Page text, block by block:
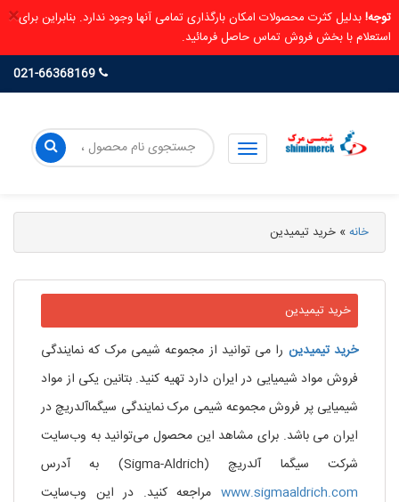
× توجه!بدلیل کثرت محصولات امکان بارگذاری تمامی آنها وجود ندارد. بنابراین برای
استعلام با بخش فروش تماس حاصل فرمائید.
خانه» خرید تیمیدین
خرید تیمیدین
خرید تیمیدین را می توانید از مجموعه شیمی مرک که نمایندگی
فروش مواد شیمیایی در ایران دارد تهیه کنید. بتانین یکی از مواد
شیمیایی پر فروش مجموعه شیمی مرک نمایندگی سیگماآلدریچ در
ایران می باشد. برای مشاهد این محصول می‌توانید به وب‌سایت
شرکت سیگما آلدریچ (Sigma-Aldrich) به آدرس
www.sigmaaldrich.com مراجعه کنید. در این وب‌سایت